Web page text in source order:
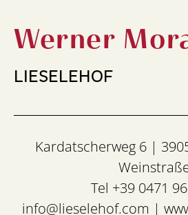
Werner
LIESELEHOF
Kardatscherweg 6 |
Tel +39 0471
info@lieselehof.com |